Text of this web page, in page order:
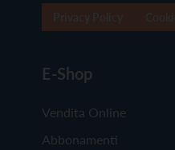
E-Shop
Vendita Online
Abbonamenti